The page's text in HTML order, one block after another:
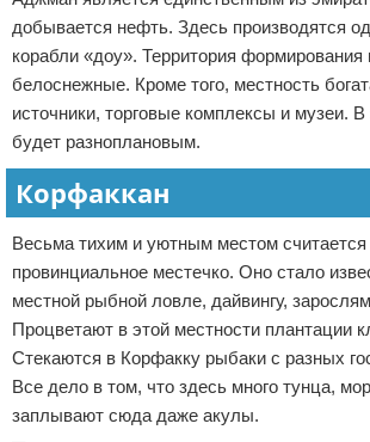
добывается нефть. Здесь производятся
корабли «доу». Территория
белоснежные. Кроме того, местность
источники, торговые комплексы и музеи.
будет разноплановым.
Корфаккан
Весьма тихим и уютным местом считается
провинциальное местечко. Оно стало
местной рыбной ловле, дайвингу,
Процветают в этой местности плантации
Стекаются в Корфакку рыбаки с разных
Все дело в том, что здесь много тунца,
заплывают сюда даже акулы.